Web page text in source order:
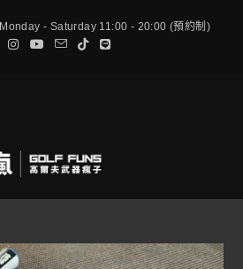
Monday - Saturday 11:00 - 20:00 (預約制)